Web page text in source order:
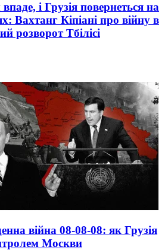
і Грузія повернеться на
Вахтанг Кіпіані про війну в
розворот Тбілісі
війна 08-08-08: як Грузія
Москви